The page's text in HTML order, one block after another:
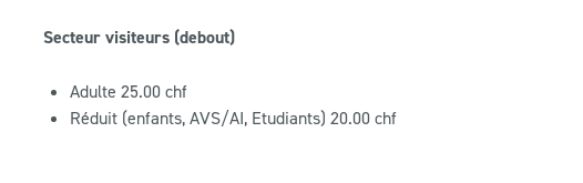
Secteur visiteurs (debout)
Adulte 25.00 chf
Réduit (enfants, AVS/AI, Etudiants) 20.00 chf